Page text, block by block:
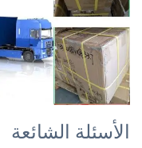
الأسئلة الشائعة